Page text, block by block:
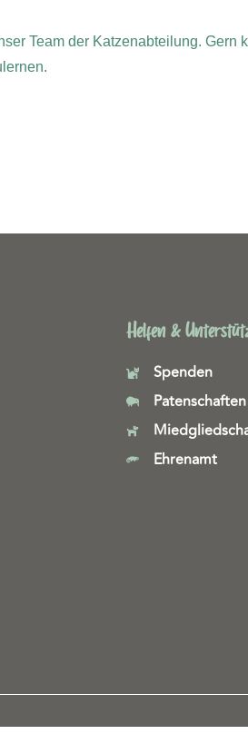
Team der Katzenabteilung. Gern
Helfen &
Spenden
Patenschaften
Ehrenamt